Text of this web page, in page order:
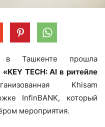
Ташкенте прошла
«KEY TECH: AI в ритейле
Khisam
InfinBANK, который
мероприятия.